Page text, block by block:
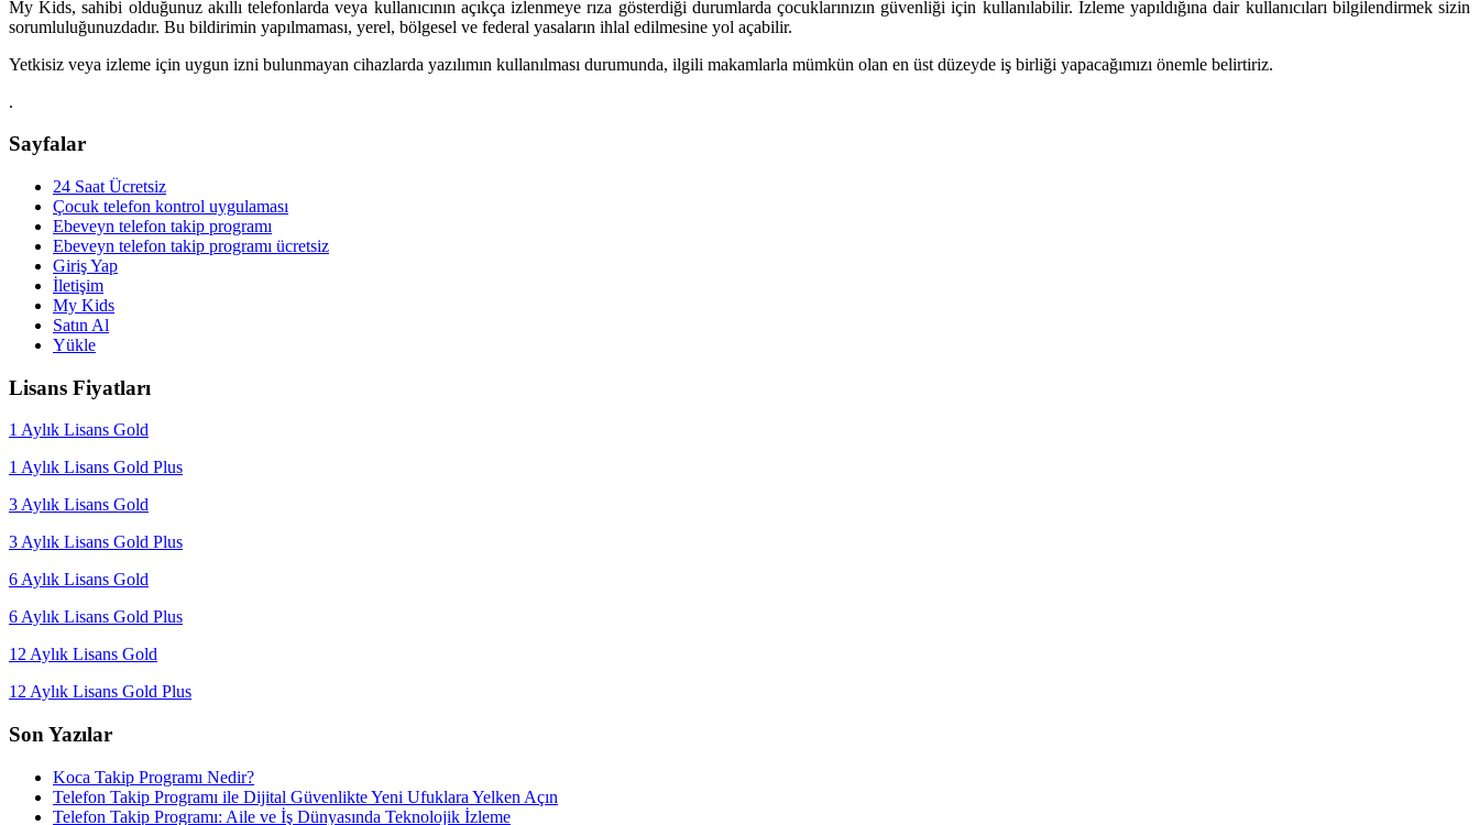
My Kids, sahibi olduğunuz akıllı telefonlarda veya kullanıcının açıkça izlenmeye rıza gösterdiği durumlarda çocuklarınızın güvenliği için kullanılabilir. İzleme yapıldığına dair kullanıcıları bilgilendirmek sizin
sorumluluğunuzdadır. Bu bildirimin yapılmaması, yerel, bölgesel ve federal yasaların ihlal edilmesine yol açabilir.
Yetkisiz veya izleme için uygun izni bulunmayan cihazlarda yazılımın kullanılması durumunda, ilgili makamlarla mümkün olan en üst düzeyde iş birliği yapacağımızı önemle belirtiriz.
.
Sayfalar
24 Saat Ücretsiz
Çocuk telefon kontrol uygulaması
Ebeveyn telefon takip programı
Ebeveyn telefon takip programı ücretsiz
Giriş Yap
İletişim
My Kids
Satın Al
Yükle
Lisans Fiyatları
1 Aylık Lisans Gold
1 Aylık Lisans Gold Plus
3 Aylık Lisans Gold
3 Aylık Lisans Gold Plus
6 Aylık Lisans Gold
6 Aylık Lisans Gold Plus
12 Aylık Lisans Gold
12 Aylık Lisans Gold Plus
Son Yazılar
Koca Takip Programı Nedir?
Telefon Takip Programı ile Dijital Güvenlikte Yeni Ufuklara Yelken Açın
Telefon Takip Programı: Aile ve İş Dünyasında Teknolojik İzleme